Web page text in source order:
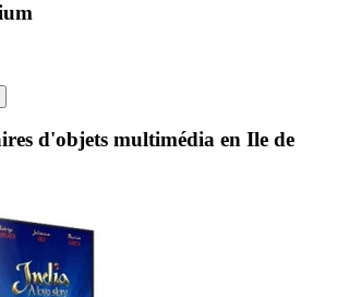
d'objets multimédia en Ile de